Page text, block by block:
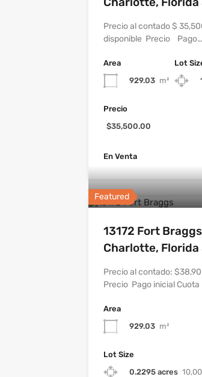
Precio al contado $
disponible Precio Pago…
Area
929.03 m²
Lot
Precio
$35,500.00
En Venta
Featured
13172 Fort
Charlotte, Florida
Precio al contado:
Precio Pago inicial Cuota
Area
929.03 m²
Lot Size
0.2295 acres